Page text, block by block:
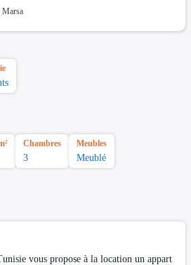
Marsa
Chambres
3
Meubles
Meublé
vous propose à la location un appart